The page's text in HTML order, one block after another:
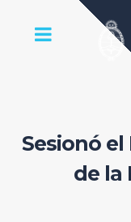
Sesionó el
de la